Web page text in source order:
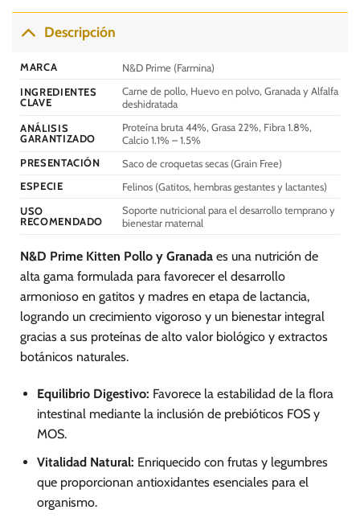
múltiples
variantes.
pueden
la
página
producto
múltiples
pueden
en
página
producto
Descripción
MARCA
N&D Prime (Farmina)
INGREDIENTES
CLAVE
Carne de pollo, Huevo en polvo, Granada y Alfalfa
deshidratada
ANÁLISIS
GARANTIZADO
Proteína bruta 44%, Grasa 22%, Fibra 1.8%,
Calcio 1.1% – 1.5%
PRESENTACIÓN
Saco de croquetas secas (Grain Free)
ESPECIE
Felinos (Gatitos, hembras gestantes y lactantes)
USO
RECOMENDADO
Soporte nutricional para el desarrollo temprano y
bienestar maternal
N&D Prime Kitten Pollo y Granada es una nutrición de
alta gama formulada para favorecer el desarrollo
armonioso en gatitos y madres en etapa de lactancia,
logrando un crecimiento vigoroso y un bienestar integral
gracias a sus proteínas de alto valor biológico y extractos
botánicos naturales.
Equilibrio Digestivo: Favorece la estabilidad de la flora
intestinal mediante la inclusión de prebióticos FOS y
MOS.
Vitalidad Natural: Enriquecido con frutas y legumbres
que proporcionan antioxidantes esenciales para el
organismo.